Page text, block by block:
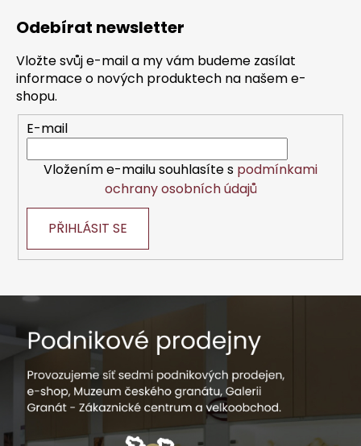
Odebírat newsletter
Vložte svůj e-mail a my vám budeme zasílat
informace o nových produktech na našem e-
shopu.
E-mail
Vložením e-mailu souhlasíte s podmínkami
ochrany osobních údajů
PŘIHLÁSIT SE